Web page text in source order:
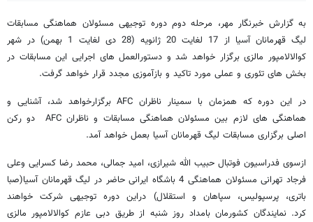
به گزارش خبرنگار مهر، مرحله دوم دوره توجیهی مسئولان هماهنگی مسابقات
لیگ قهرمانان آسیا از 17 لغایت 20 ژانویه (28 دی لغایت 1 بهمن) در شهر
کوالالامپور مالزی برگزار خواهد شد و دستورالعمل های اجرایی این مسابقات در
بخش های تئوری و عملی مورد تاکید و بازآموزی مجدد قرار خواهد گرفت.
در این دوره که همزمان با سمینار ناظران AFC برگزارخواهد شد، آشنایی و
هماهنگی های لازم بین مسئولان هماهنگی مسابقات و ناظران AFC دو رکن
اصلی برگزاری مسابقات لیگ قهرمانان آسیا بعمل خواهد آمد.
ازسوی فدراسیون فوتبال حبیب الله شیرازی، امید جمالی، محمد رضا کسرایی وعلی
فرجاد تهرانی مسئولان هماهنگی 4 باشگاه ایرانی حاضر در لیگ قهرمانان آسیا(صبا
باتری، پرسپولیس، سپاهان و استقلال) دراین دوره توجیهی شرکت خواهند
کرد. نمایندگان کشورمان بامداد روز شنبه از طریق دبی عازم کوالالامپور مالزی